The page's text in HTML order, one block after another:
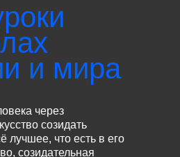
и мира
через
созидать
лучшее, что есть в его
созидательная